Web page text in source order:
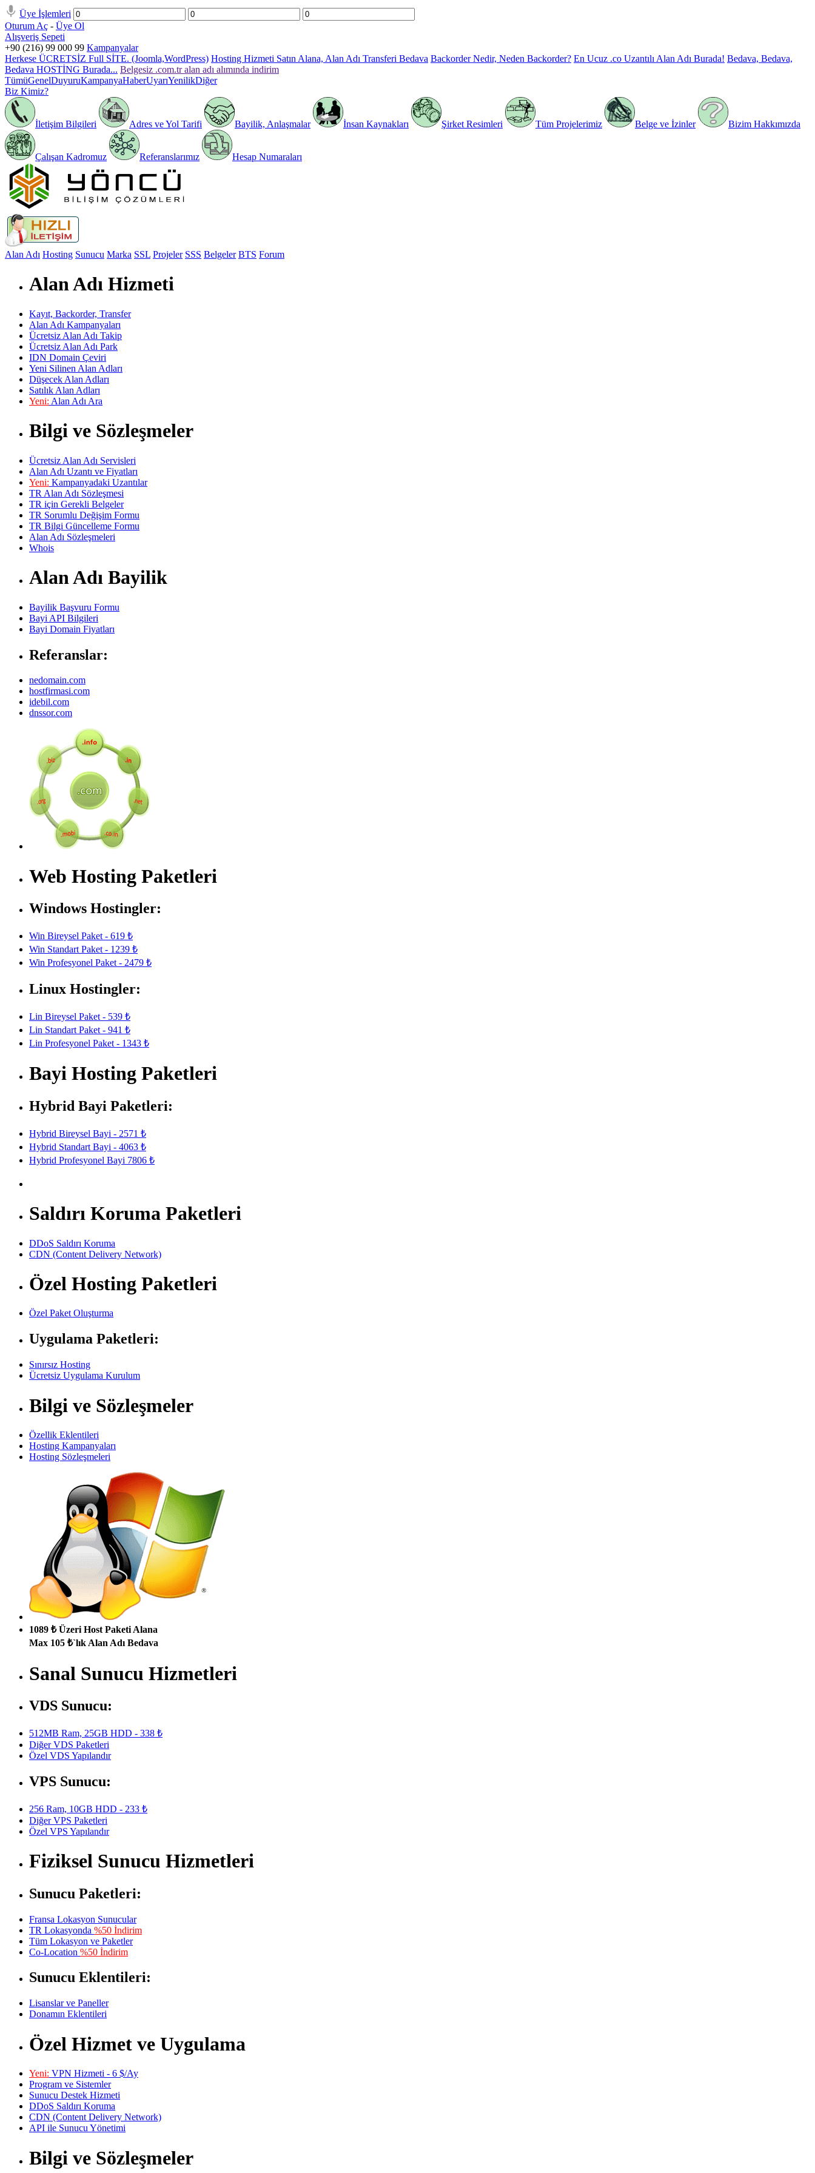
Üye İşlemleri
Oturum Aç - Üye Ol
Alışveriş Sepeti
+90 (216) 99 000 99 Kampanyalar
Herkese ÜCRETSİZ Full SİTE. (Joomla,WordPress) Hosting Hizmeti Satın Alana, Alan Adı Transferi Bedava Backorder Nedir, Neden Backorder? En Ucuz .co Uzantılı Alan Adı Burada! Bedava, Bedava,
Bedava HOSTİNG Burada... Belgesiz .com.tr alan adı alımında indirim
TümüGenelDuyuruKampanyaHaberUyarıYenilikDiğer
Biz Kimiz?
İletişim Bilgileri Adres ve Yol Tarifi Bayilik, Anlaşmalar İnsan Kaynakları Şirket Resimleri Tüm Projelerimiz Belge ve İzinler Bizim Hakkımızda
Çalışan Kadromuz Referanslarımız Hesap Numaraları
Alan Adı Hosting Sunucu Marka SSL Projeler SSS Belgeler BTS Forum
Alan Adı Hizmeti
Kayıt, Backorder, Transfer
Alan Adı Kampanyaları
Ücretsiz Alan Adı Takip
Ücretsiz Alan Adı Park
IDN Domain Çeviri
Yeni Silinen Alan Adları
Düşecek Alan Adları
Satılık Alan Adları
Yeni: Alan Adı Ara
Bilgi ve Sözleşmeler
Ücretsiz Alan Adı Servisleri
Alan Adı Uzantı ve Fiyatları
Yeni: Kampanyadaki Uzantılar
TR Alan Adı Sözleşmesi
TR için Gerekli Belgeler
TR Sorumlu Değişim Formu
TR Bilgi Güncelleme Formu
Alan Adı Sözleşmeleri
Whois
Alan Adı Bayilik
Bayilik Başvuru Formu
Bayi API Bilgileri
Bayi Domain Fiyatları
Referanslar:
nedomain.com
hostfirmasi.com
idebil.com
dnssor.com
Web Hosting Paketleri
Windows Hostingler:
Win Bireysel Paket - 619 ₺
Win Standart Paket - 1239 ₺
Win Profesyonel Paket - 2479 ₺
Linux Hostingler:
Lin Bireysel Paket - 539 ₺
Lin Standart Paket - 941 ₺
Lin Profesyonel Paket - 1343 ₺
Bayi Hosting Paketleri
Hybrid Bayi Paketleri:
Hybrid Bireysel Bayi - 2571 ₺
Hybrid Standart Bayi - 4063 ₺
Hybrid Profesyonel Bayi 7806 ₺
Saldırı Koruma Paketleri
DDoS Saldırı Koruma
CDN (Content Delivery Network)
Özel Hosting Paketleri
Özel Paket Oluşturma
Uygulama Paketleri:
Sınırsız Hosting
Ücretsiz Uygulama Kurulum
Bilgi ve Sözleşmeler
Özellik Eklentileri
Hosting Kampanyaları
Hosting Sözleşmeleri
1089 ₺ Üzeri Host Paketi Alana
Max 105 ₺`lık Alan Adı Bedava
Sanal Sunucu Hizmetleri
VDS Sunucu:
512MB Ram, 25GB HDD - 338 ₺
Diğer VDS Paketleri
Özel VDS Yapılandır
VPS Sunucu:
256 Ram, 10GB HDD - 233 ₺
Diğer VPS Paketleri
Özel VPS Yapılandır
Fiziksel Sunucu Hizmetleri
Sunucu Paketleri:
Fransa Lokasyon Sunucular
TR Lokasyonda %50 İndirim
Tüm Lokasyon ve Paketler
Co-Location %50 İndirim
Sunucu Eklentileri:
Lisanslar ve Paneller
Donamın Eklentileri
Özel Hizmet ve Uygulama
Yeni: VPN Hizmeti - 6 $/Ay
Program ve Sistemler
Sunucu Destek Hizmeti
DDoS Saldırı Koruma
CDN (Content Delivery Network)
API ile Sunucu Yönetimi
Bilgi ve Sözleşmeler